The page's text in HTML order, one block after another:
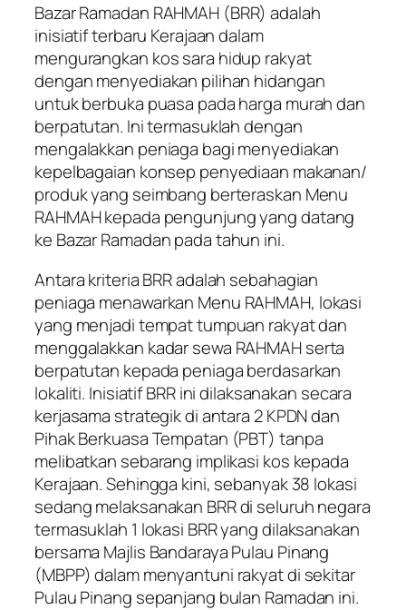
Bazar Ramadan RAHMAH (BRR) adalah
inisiatif terbaru Kerajaan dalam
mengurangkan kos sara hidup rakyat
dengan menyediakan pilihan hidangan
untuk berbuka puasa pada harga murah dan
berpatutan. Ini termasuklah dengan
mengalakkan peniaga bagi menyediakan
kepelbagaian konsep penyediaan makanan/
produk yang seimbang berteraskan Menu
RAHMAH kepada pengunjung yang datang
ke Bazar Ramadan pada tahun ini.
Antara kriteria BRR adalah sebahagian
peniaga menawarkan Menu RAHMAH, lokasi
yang menjadi tempat tumpuan rakyat dan
menggalakkan kadar sewa RAHMAH serta
berpatutan kepada peniaga berdasarkan
lokaliti. Inisiatif BRR ini dilaksanakan secara
kerjasama strategik di antara 2 KPDN dan
Pihak Berkuasa Tempatan (PBT) tanpa
melibatkan sebarang implikasi kos kepada
Kerajaan. Sehingga kini, sebanyak 38 lokasi
sedang melaksanakan BRR di seluruh negara
termasuklah 1 lokasi BRR yang dilaksanakan
bersama Majlis Bandaraya Pulau Pinang
(MBPP) dalam menyantuni rakyat di sekitar
Pulau Pinang sepanjang bulan Ramadan ini.